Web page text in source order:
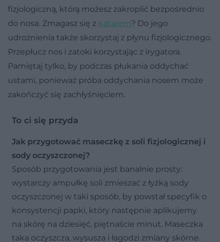
fizjologiczną, którą możesz zakroplić bezpośrednio
do nosa. Zmagasz się z katarem? Do jego
udrożnienia także skorzystaj z płynu fizjologicznego.
Przepłucz nos i zatoki korzystając z irygatora.
Pamiętaj tylko, by podczas płukania oddychać
ustami, ponieważ próba oddychania nosem może
zakończyć się zachłyśnięciem.
To ci się przyda
Jak przygotować maseczkę z soli fizjologicznej i
sody oczyszczonej?
Sposób przygotowania jest banalnie prosty:
wystarczy ampułkę soli zmieszać z łyżką sody
oczyszczonej w taki sposób, by powstał specyfik o
konsystencji papki, który następnie aplikujemy
na skórę na dziesięć, piętnaście minut. Maseczka
taka oczyszcza, wysusza i łagodzi zmiany skórne.